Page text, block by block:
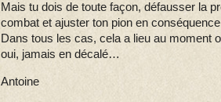
Mais tu dois de toute façon, défausser la
combat et ajuster ton pion en
Dans tous les cas, cela a lieu au moment
oui, jamais en décalé…
Antoine